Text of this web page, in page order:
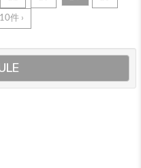
件 ›